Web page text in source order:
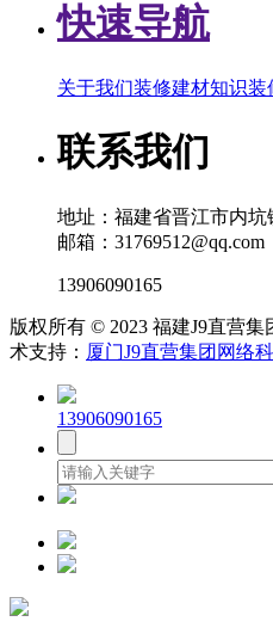
快速导航
关于我们装修建材知识装
联系我们
地址：福建省晋江市内坑
邮箱：31769512@qq.com
13906090165
版权所有 © 2023 福建J9直营
术支持： 厦门J9直营集团网络
13906090165